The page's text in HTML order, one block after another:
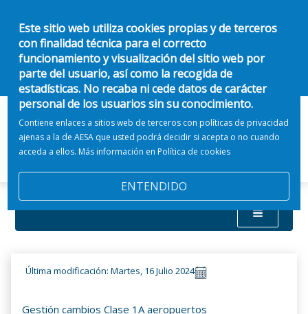
Este sitio web utiliza cookies propias y de terceros
con finalidad técnica para el correcto
funcionamiento y visualización del sitio web por
parte del usuario, así como la recogida de
estadísticas. No recaba ni cede datos de carácter
personal de los usuarios sin su conocimiento.
Contiene enlaces a sitios web de terceros con políticas de privacidad
ajenas a la de AESA que usted podrá decidir si acepta o no cuando
acceda a ellos. Más información en Política de cookies
ENTENDIDO
Última modificación: Martes, 16 Julio 2024
Gestión cambios Clase 1A aeropuertos